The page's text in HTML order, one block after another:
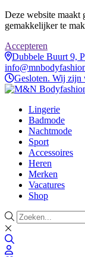
Deze website maakt
gemakkelijker te
Accepteren
Dubbele Buurt 9,
Gesloten. Wij zijn
Lingerie
Badmode
Nachtmode
Sport
Accessoires
Heren
Merken
Vacatures
Shop